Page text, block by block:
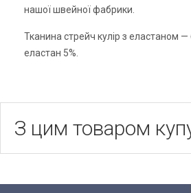
нашої швейної фабрики.
Тканина стрейч кулір з еластаном —
еластан 5%.
З цим товаром